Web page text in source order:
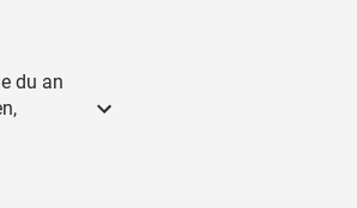
du an